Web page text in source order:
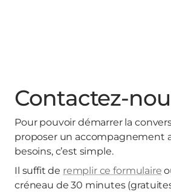
Contactez-
Pour pouvoir démarrer la
proposer un accompagnement
besoins, c’est simple.
Il suffit de remplir ce formulaire
créneau de 30 minutes